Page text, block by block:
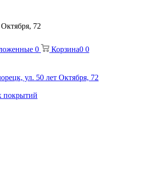
72
0 Корзина0 0
ул. 50 лет Октября, 72